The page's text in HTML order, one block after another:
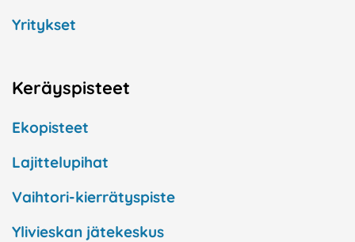
Yritykset
Keräyspisteet
Ekopisteet
Lajittelupihat
Vaihtori-kierrätyspiste
Ylivieskan jätekeskus